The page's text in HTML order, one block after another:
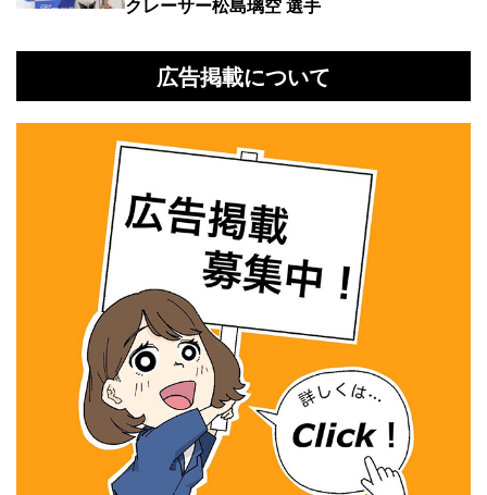
広告掲載について